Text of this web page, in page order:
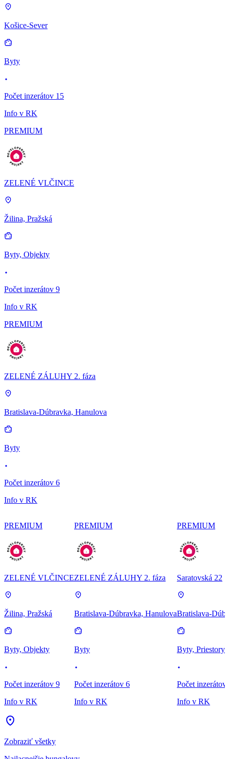
Košice-Sever
Byty
Počet inzerátov 15
Info v RK
PREMIUM
ZELENÉ VLČINCE
Žilina, Pražská
Byty, Objekty
Počet inzerátov 9
Info v RK
PREMIUM
ZELENÉ ZÁLUHY 2. fáza
Bratislava-Dúbravka, Hanulova
Byty
Počet inzerátov 6
Info v RK
PREMIUM
ZELENÉ VLČINCE
Žilina, Pražská
Byty, Objekty
Počet inzerátov 9
Info v RK
PREMIUM
ZELENÉ ZÁLUHY 2. fáza
Bratislava-Dúbravka, Hanulova
Byty
Počet inzerátov 6
Info v RK
PREMIUM
Saratovská 22
Bratislava-
Byty, Priestory
Počet inzerátov
Info v RK
Zobraziť všetky